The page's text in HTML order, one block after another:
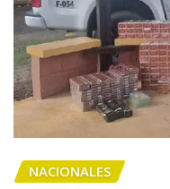
NACIONALES